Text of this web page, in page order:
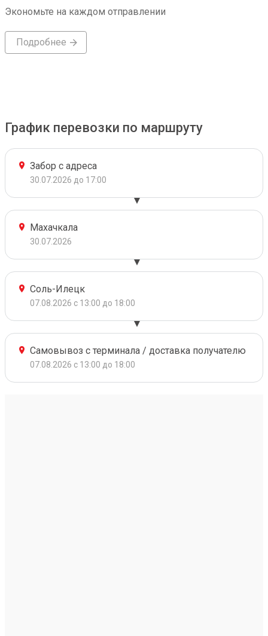
Экономьте на каждом отправлении
Подробнее
График перевозки по маршруту
Забор с адреса
30.07.2026 до 17:00
Махачкала
30.07.2026
Соль-Илецк
07.08.2026 с 13:00 до 18:00
Самовывоз с терминала / доставка получателю
07.08.2026 с 13:00 до 18:00